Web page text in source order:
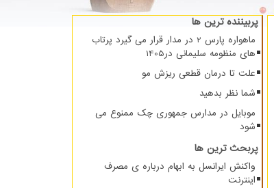
پربیننده ترین ها
ماهواره پارس 2 در مدار قرار می گیرد پرتاب
های منظومه سلیمانی در1405
علت تا درمان قطعی ریزش مو
شما نظر بدهید
موبایل در مدارس جمهوری چک ممنوع می
شود
پربحث ترین ها
واکنش ایرانسل به ابهام درباره ی مصرف
اینترنت